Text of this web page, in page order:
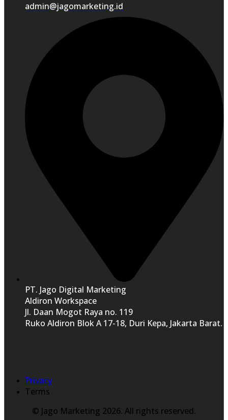
admin@jagomarketing.id
PT. Jago Digital Marketing
Aldiron Workspace
Jl. Daan Mogot Raya no. 119
Ruko Aldiron Blok A 17-18, Duri Kepa, Jakarta Barat.
Privacy
Terms
© Jago Marketing 2026. All rights reserved.